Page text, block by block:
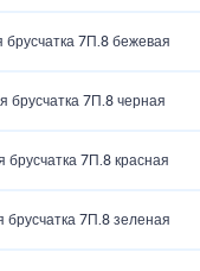
брусчатка 7П.8 бежевая
брусчатка 7П.8 черная
брусчатка 7П.8 красная
брусчатка 7П.8 зеленая